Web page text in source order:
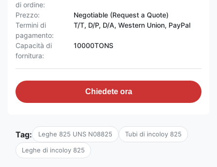
di ordine:
Prezzo:
Negotiable (Request a Quote)
Termini di
pagamento:
T/T, D/P, D/A, Western Union, PayPal
Capacità di
fornitura:
10000TONS
Chiedete ora
Tag: Leghe 825 UNS N08825 Tubi di incoloy 825
Leghe di incoloy 825